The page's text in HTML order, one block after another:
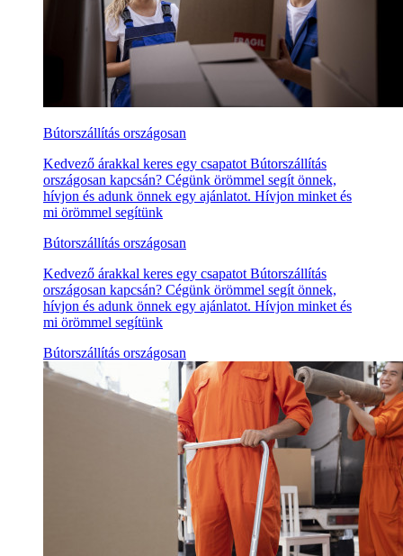
Bútorszállítás országosan
Kedvező árakkal keres egy csapatot Bútorszállítás
országosan kapcsán? Cégünk örömmel segít önnek,
hívjon és adunk önnek egy ajánlatot. Hívjon minket és
mi örömmel segítünk
Bútorszállítás országosan
Kedvező árakkal keres egy csapatot Bútorszállítás
országosan kapcsán? Cégünk örömmel segít önnek,
hívjon és adunk önnek egy ajánlatot. Hívjon minket és
mi örömmel segítünk
Bútorszállítás országosan